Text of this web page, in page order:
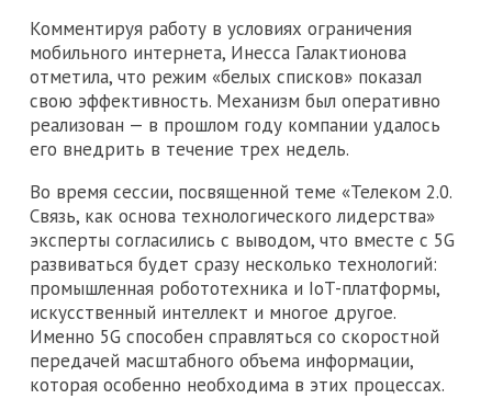
Комментируя работу в условиях ограничения
мобильного интернета, Инесса Галактионова
отметила, что режим «белых списков» показал
свою эффективность. Механизм был оперативно
реализован — в прошлом году компании удалось
его внедрить в течение трех недель.
Во время сессии, посвященной теме «Телеком 2.0.
Связь, как основа технологического лидерства»
эксперты согласились с выводом, что вместе с 5G
развиваться будет сразу несколько технологий:
промышленная робототехника и IoT-платформы,
искусственный интеллект и многое другое.
Именно 5G способен справляться со скоростной
передачей масштабного объема информации,
которая особенно необходима в этих процессах.